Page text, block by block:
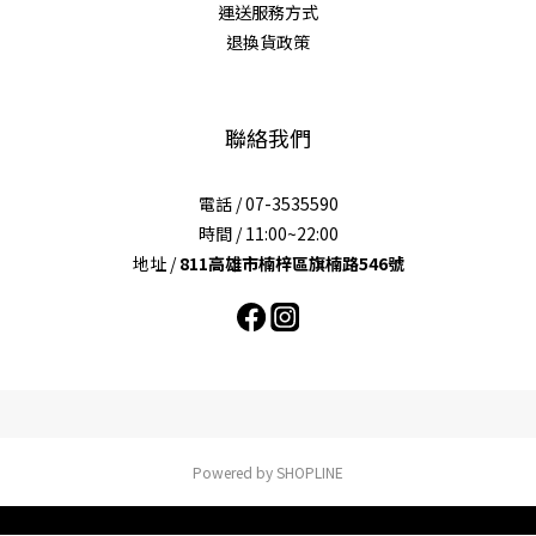
運送服務方式
退換貨政策
聯絡我們
電話 / 07-3535590
時間 / 11:00~22:00
地址 /811高雄市楠梓區旗楠路546號
Powered by SHOPLINE